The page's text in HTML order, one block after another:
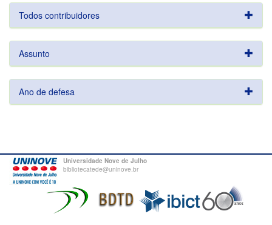
Todos contribuidores
Assunto
Ano de defesa
Universidade Nove de Julho
bibliotecatede@uninove.br